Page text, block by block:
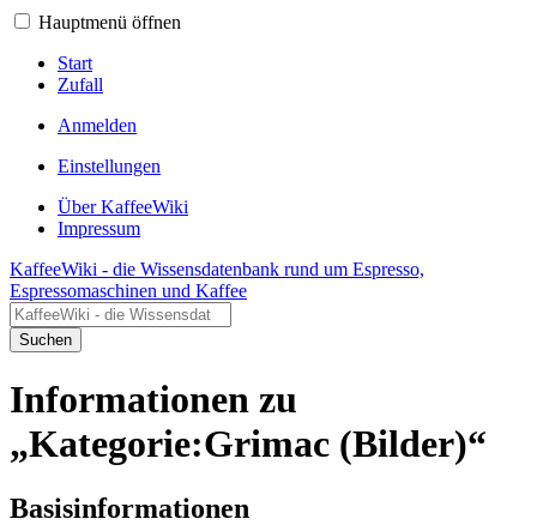
Hauptmenü öffnen
Start
Zufall
Anmelden
Einstellungen
Über KaffeeWiki
Impressum
KaffeeWiki - die Wissensdatenbank rund um Espresso,
Espressomaschinen und Kaffee
Suchen
Informationen zu
„Kategorie:Grimac (Bilder)“
Basisinformationen